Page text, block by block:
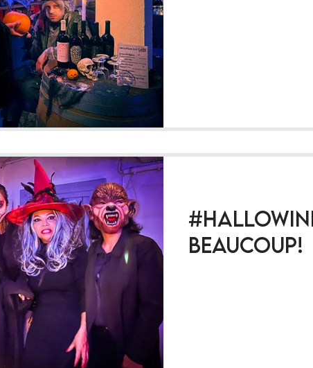
beaucoup!